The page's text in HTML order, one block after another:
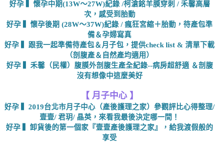
好孕 ▍懷孕中期(13W～27W)紀錄 /柯滄銘羊膜穿刺 / 禾馨高層
次，感受到胎動
好孕 ▍懷孕後期 (28W～37W)紀錄 / 瘋狂宮縮＋胎動，待產包準
備＆孕婦寫真
好孕 ▍跟我一起準備待產包＆月子包，提供check list & 清單下載
（剖腹產＆自然產均適用）
好孕 ▍禾馨（民權）腹膜外剖腹生產全紀錄--病房超舒適 ＆剖腹
沒有想像中這麼美好
【 月子中心 】
好孕 ▍2019台北市月子中心（產後護理之家）參觀評比心得整理/
壹壹/ 君玥/ 晶英，來看我最後決定哪一間！
好孕 ▍卸貨後的第一個家『壹壹產後護理之家』，給我渡假般的
享受